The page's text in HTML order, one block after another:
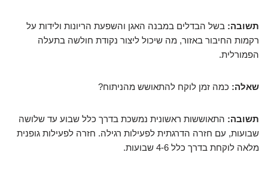
תשובה: בשל הבדלים במבנה האגן והשפעת הריונות ולידות על
רקמות החיבור באזור, מה שיכול ליצור נקודת חולשה בתעלה
הפמורלית.
שאלה: כמה זמן לוקח להתאושש מהניתוח?
תשובה: התאוששות ראשונית נמשכת בדרך כלל שבוע עד שלושה
שבועות, עם חזרה הדרגתית לפעילות רגילה. חזרה לפעילות גופנית
מלאה לוקחת בדרך כלל 4-6 שבועות.